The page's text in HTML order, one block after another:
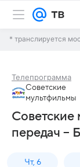
* транслируется
Телепрограмма
Советские
мультфильмы
Советские
передач –
Чт, 6